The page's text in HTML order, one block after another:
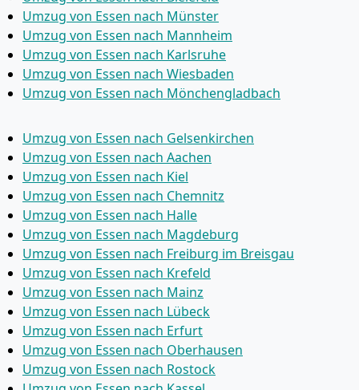
Umzug von Essen nach Münster
Umzug von Essen nach Mannheim
Umzug von Essen nach Karlsruhe
Umzug von Essen nach Wiesbaden
Umzug von Essen nach Mönchen­gladbach
Umzug von Essen nach Gelsenkirchen
Umzug von Essen nach Aachen
Umzug von Essen nach Kiel
Umzug von Essen nach Chemnitz
Umzug von Essen nach Halle
Umzug von Essen nach Magdeburg
Umzug von Essen nach Freiburg im Breisgau
Umzug von Essen nach Krefeld
Umzug von Essen nach Mainz
Umzug von Essen nach Lübeck
Umzug von Essen nach Erfurt
Umzug von Essen nach Oberhausen
Umzug von Essen nach Rostock